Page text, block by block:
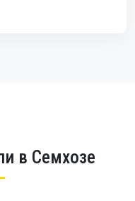
в Семхозе